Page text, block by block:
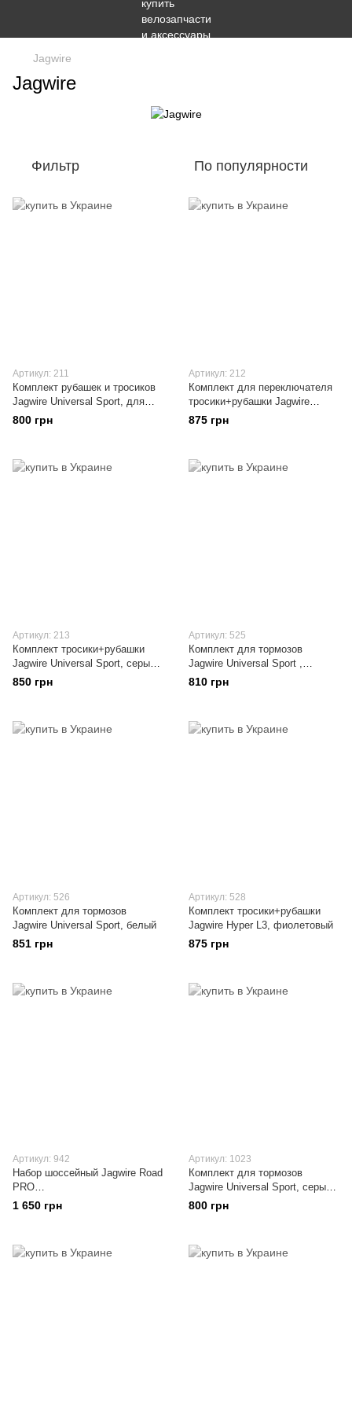
Jagwire
Jagwire
Фильтр По популярности
Артикул: 211
Комплект рубашек и тросиков
Jagwire Universal Sport, для
переключателя, чёрный,
оригинал
800 грн
Артикул: 212
Комплект для переключателя
тросики+рубашки Jagwire
Universal Sport, белый,
оригинал
875 грн
Артикул: 213
Комплект тросики+рубашки
Jagwire Universal Sport, серый,
для переключателей, оригинал
850 грн
Артикул: 525
Комплект для тормозов
Jagwire Universal Sport ,
чёрный, оригинал
810 грн
Артикул: 526
Комплект для тормозов
Jagwire Universal Sport, белый
851 грн
Артикул: 528
Комплект тросики+рубашки
Jagwire Hyper L3, фиолетовый
875 грн
Артикул: 942
Набор шоссейный Jagwire Road
PRO
(тормоза+переключатели), со
всеми аксессуарами
1 650 грн
Артикул: 1023
Комплект для тормозов
Jagwire Universal Sport, серый,
рубашки/тросики/наконечники
800 грн